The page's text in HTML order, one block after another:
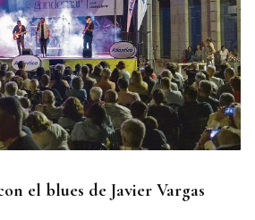
el blues de Javier Vargas